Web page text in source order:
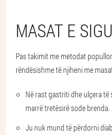
MASAT E
Pas takimit me metodat
rëndësishme të njiheni me
Në rast gastriti dhe ulçera
marrë tretësirë sode brenda.
Ju nuk mund të përdorni